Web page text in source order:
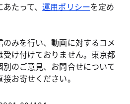
たって、運用ポリシーを定め
みを行い、動画に対するコメ
け付けておりません。東京都
のご意見、お問合せについて
お寄せください。